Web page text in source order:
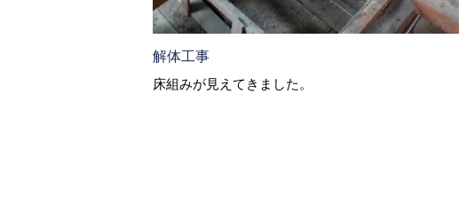
解体工事
床組みが見えてきました。